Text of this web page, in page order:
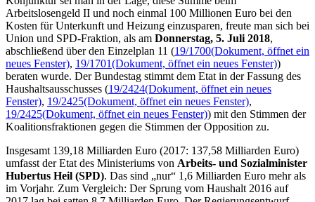
Arbeitslosengeld II und noch einmal 100 Millionen Euro bei den
Kosten für Unterkunft und Heizung einzusparen, freute man sich bei
Union und SPD-Fraktion, als am Donnerstag, 5. Juli 2018,
abschließend über den Einzelplan 11 (19/1700(Dokument, öffnet ein
neues Fenster), 19/1701(Dokument, öffnet ein neues Fenster))
beraten wurde. Der Bundestag stimmt dem Etat in der Fassung des
Haushaltsausschusses (19/2424(Dokument, öffnet ein neues
Fenster), 19/2425(Dokument, öffnet ein neues Fenster),
19/2425(Dokument, öffnet ein neues Fenster)) mit den Stimmen der
Koalitionsfraktionen gegen die Stimmen der Opposition zu.
Insgesamt 139,18 Milliarden Euro (2017: 137,58 Milliarden Euro)
umfasst derEtat des Ministeriums von Arbeits- und Sozialminister
Hubertus Heil (SPD). Das sind „nur“ 1,6 Milliarden Euro mehr als
im Vorjahr. Zum Vergleich: Der Sprung vom Haushalt 2016 auf